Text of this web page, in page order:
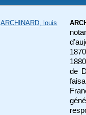
ARCHINARD, louis
de